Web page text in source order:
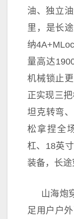
油、 独立
里，是长
纳
量高达
机械锁止
正实现三
坦克转弯
松拿捏全
杠、18英
装备，长途
山海炮
足用户户